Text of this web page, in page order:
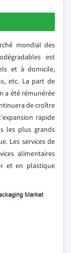
mondial des
est
et à domicile,
etc. La part de
a été rémunérée
de croître
rapide
les plus grands
Les services de
alimentaires
et en plastique